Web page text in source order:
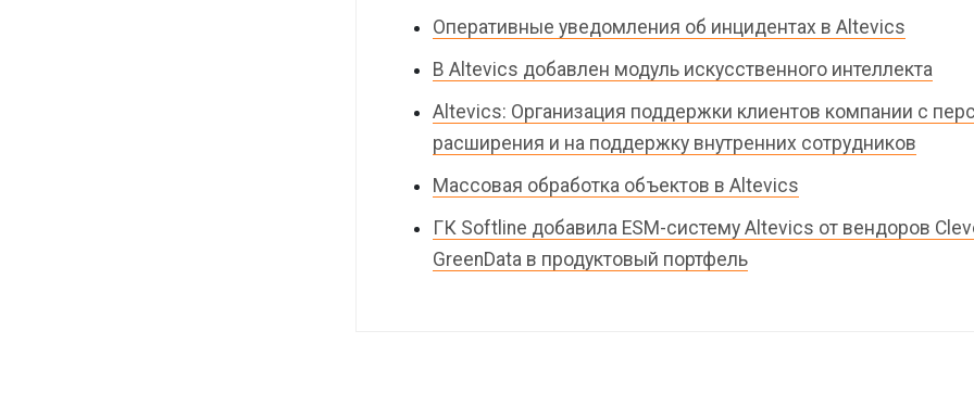
Оперативные уведомления об инцидентах в Altevics
В Altevics добавлен модуль искусственного интеллекта
Altevics: Организация поддержки клиентов компании с
расширения и на поддержку внутренних сотрудников
Массовая обработка объектов в Altevics
ГК Softline добавила ESM-систему Altevics от вендоров
GreenData в продуктовый портфель